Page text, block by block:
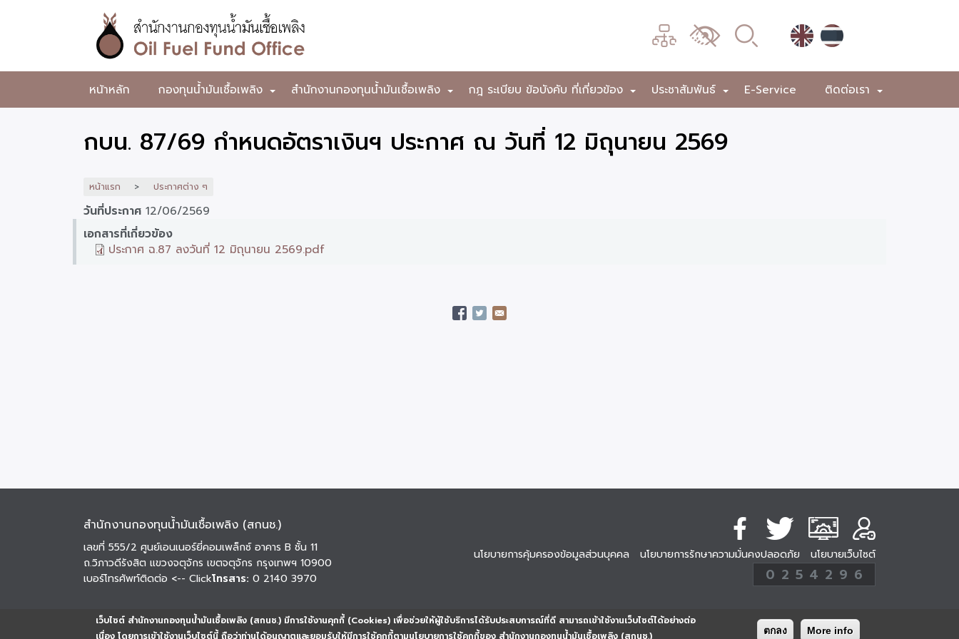
เว็บไซต์ สำนักงานกองทุนน้ำมันเชื้อเพลิง (สกนช.) มีการใช้งานคุกกี้ (Cookies) เพื่อช่วยให้ผู้ใช้บริการได้รับประสบการณ์ที่ดี สามารถเข้าใช้งานเว็บไซต์ได้อย่างต่อ
เนื่อง โดยการเข้าใช้งานเว็บไซต์นี้ ถือว่าท่านได้อนุญาตและยอมรับให้มีการใช้คุกกี้ตามนโยบายการใช้คุกกี้ของ สำนักงานกองทุนน้ำมันเชื้อเพลิง (สกนช.)
ตกลง More info
หลัก
สำนักงาน
กองทุน
น้ำมัน
เพลิง
เมนู
เปลี่ยน
ผล
หน้าหลัก +
กองทุนน้ำมันเชื้อเพลิง +
สำนักงานกองทุนน้ำมันเชื้อเพลิง +
กฎ ระเบียบ ข้อบังคับ ที่เกี่ยวข้อง +
ประชาสัมพันธ์ E-Service +
ติดต่อเรา
กบน. 87/69 กำหนดอัตราเงินฯ ประกาศ ณ วันที่ 12 มิถุนายน 2569
หน้าแรก ประกาศต่าง ๆ
วันที่ประกาศ 12/06/2569
เอกสารที่เกี่ยวข้อง
ประกาศ ฉ.87 ลงวันที่ 12 มิถุนายน 2569.pdf
สำนักงานกองทุนน้ำมันเชื้อเพลิง (สกนช.)
เลขที่ 555/2 ศูนย์เอนเนอร์ยี่คอมเพล็กซ์ อาคาร B ชั้น 11
ถ.วิภาวดีรังสิต แขวงจตุจักร เขตจตุจักร กรุงเทพฯ 10900
เบอร์โทรศัพท์ติดต่อ <-- Clickโทรสาร: 0 2140 3970
นโยบายการคุ้มครองข้อมูลส่วนบุคคล นโยบายการรักษาความมั่นคงปลอดภัย นโยบายเว็บไซต์
254296
ครั้ง
0 2 5 4 2 9 6